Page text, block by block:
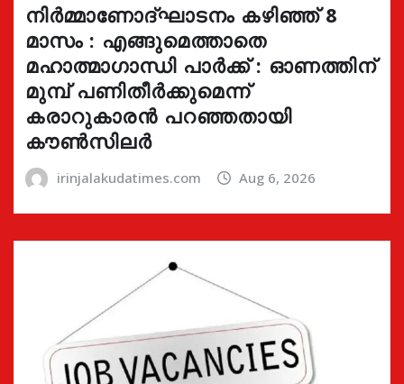
നിർമ്മാണോദ്ഘാടനം കഴിഞ്ഞ് 8
മാസം : എങ്ങുമെത്താതെ
മഹാത്മാഗാന്ധി പാർക്ക് : ഓണത്തിന്
മുമ്പ് പണിതീർക്കുമെന്ന്
കരാറുകാരൻ പറഞ്ഞതായി
കൗൺസിലർ
irinjalakudatimes.com Aug 6, 2026